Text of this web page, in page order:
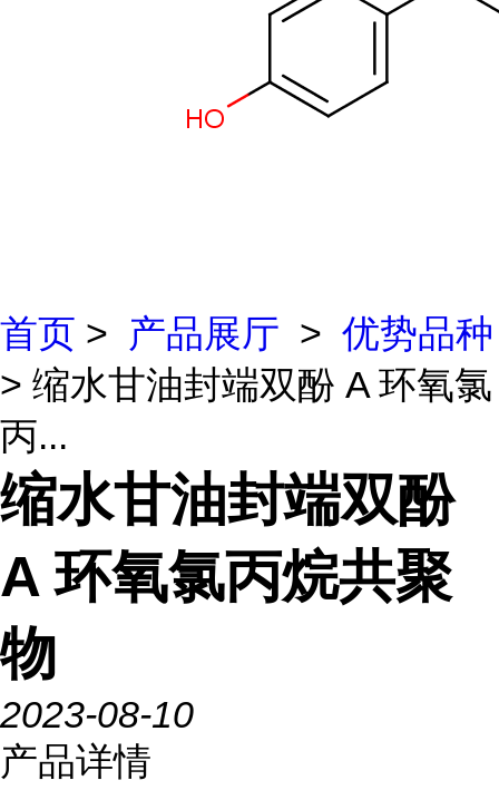
首页 > 产品展厅 > 优势品种
> 缩水甘油封端双酚 A 环氧氯
丙...
缩水甘油封端双酚
A 环氧氯丙烷共聚
物
2023-08-10
产品详情